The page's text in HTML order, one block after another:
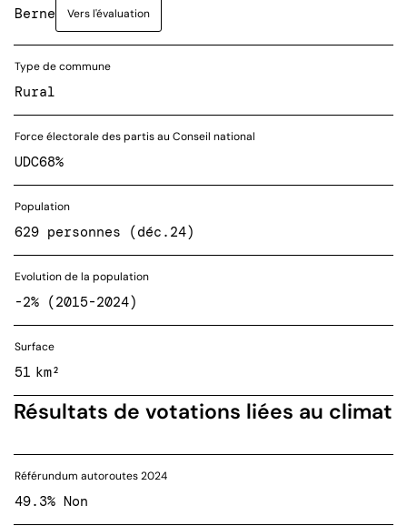
Berne Vers l'évaluation
Type de commune
Rural
Force électorale des partis au Conseil national
UDC68%
Population
629 personnes (déc.24)
Evolution de la population
-2% (2015-2024)
Surface
51 km²
Résultats de votations liées au climat
Référundum autoroutes 2024
49.3% Non